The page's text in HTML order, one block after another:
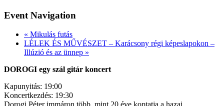
Event Navigation
« Mikulás futás
LÉLEK ÉS MŰVÉSZET – Karácsony régi képeslapokon –
Illúzió és az ünnep »
DOROGI egy szál gitár koncert
Kapunyitás: 19:00
Koncertkezdés: 19:30